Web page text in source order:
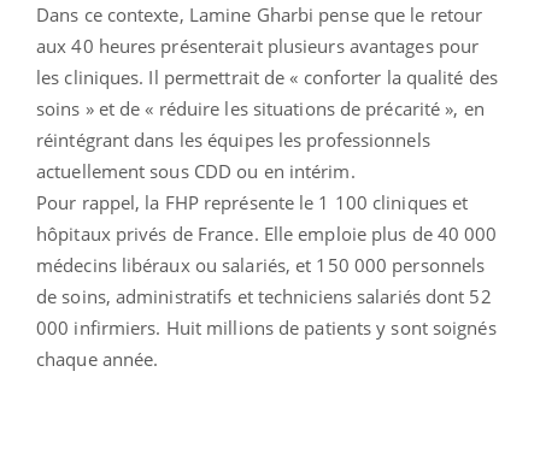
Dans ce contexte, Lamine Gharbi pense que le retour
aux 40 heures présenterait plusieurs avantages pour
les cliniques. Il permettrait de « conforter la qualité des
soins » et de « réduire les situations de précarité », en
réintégrant dans les équipes les professionnels
actuellement sous CDD ou en intérim.
Pour rappel, la FHP représente le 1 100 cliniques et
hôpitaux privés de France. Elle emploie plus de 40 000
médecins libéraux ou salariés, et 150 000 personnels
de soins, administratifs et techniciens salariés dont 52
000 infirmiers. Huit millions de patients y sont soignés
chaque année.